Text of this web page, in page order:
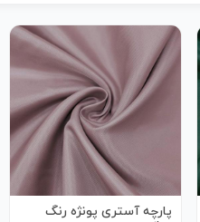
پارچه آستری پونژه رنگ